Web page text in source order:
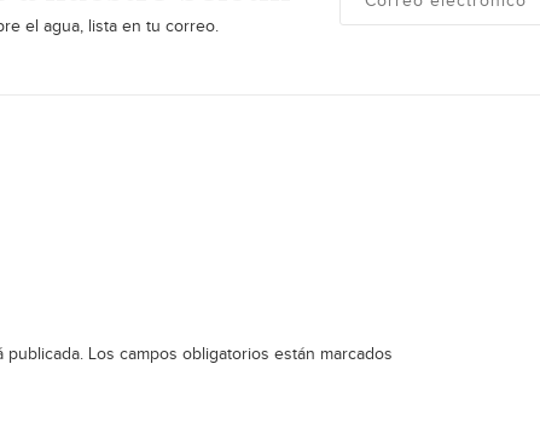
el agua, lista en tu correo.
publicada. Los campos obligatorios están marcados